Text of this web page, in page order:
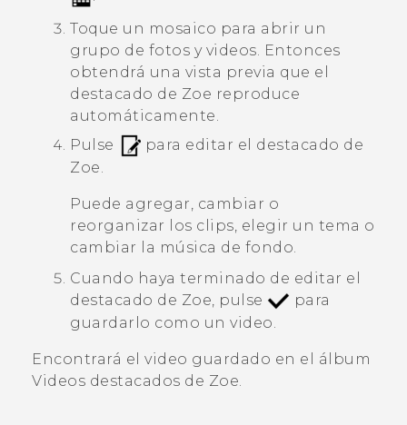
Toque un mosaico para abrir un
grupo de fotos y videos. Entonces
obtendrá una vista previa que el
destacado de Zoe reproduce
automáticamente.
Pulse
para editar el destacado de
Zoe.
Puede agregar, cambiar o
reorganizar los clips, elegir un tema o
cambiar la música de fondo.
Cuando haya terminado de editar el
destacado de Zoe, pulse
para
guardarlo como un video.
Encontrará el video guardado en el álbum
Videos destacados de Zoe.